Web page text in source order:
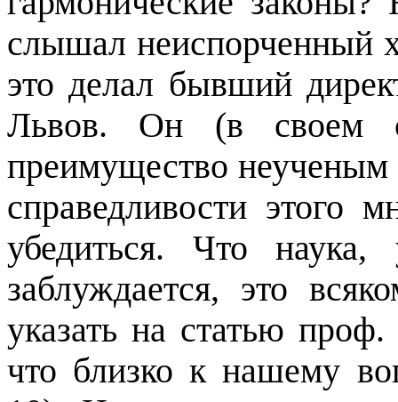
слышал неиспорченный
это делал бывший
Львов. Он (в своем
преимущество
справедливости этого
убедиться. Что наука,
заблуждается, это
указать на статью
что близко к нашему